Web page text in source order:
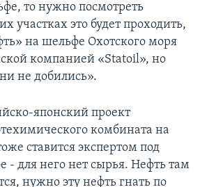
то нужно посмотреть
участках это будет проходить,
на шельфе Охотского моря
компанией «Statoil», но
не добились».
японский проект
комбината на
ставится экспертом под
- для него нет сырья. Нефть там
нужно эту нефть гнать по